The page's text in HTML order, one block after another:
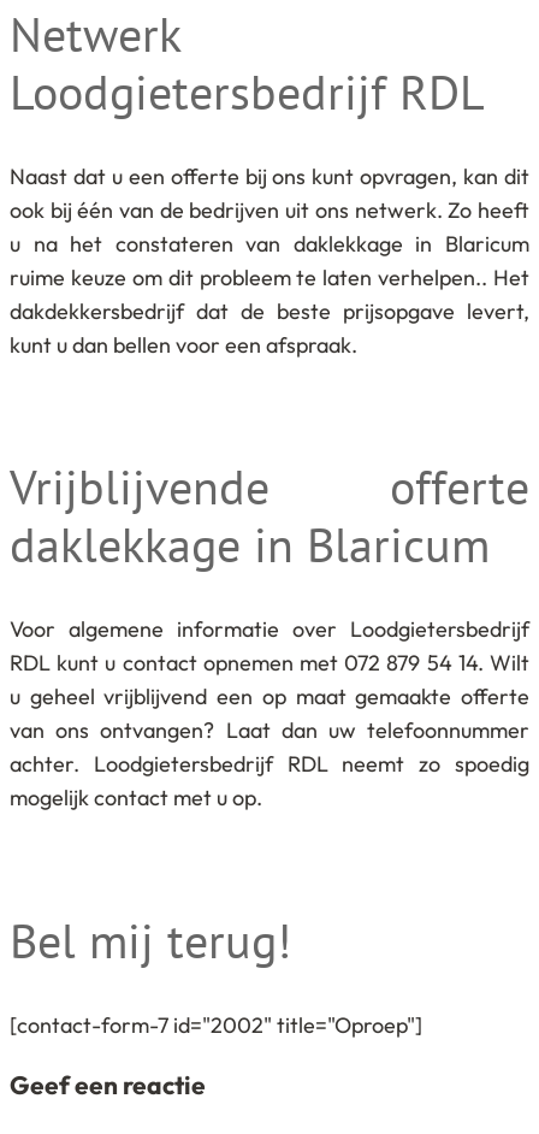
Netwerk
Loodgietersbedrijf RDL
Naast dat u een offerte bij ons kunt opvragen, kan dit
ook bij één van de bedrijven uit ons netwerk. Zo heeft
u na het constateren van daklekkage in Blaricum
ruime keuze om dit probleem te laten verhelpen.. Het
dakdekkersbedrijf dat de beste prijsopgave levert,
kunt u dan bellen voor een afspraak.
Vrijblijvende offerte
daklekkage in Blaricum
Voor algemene informatie over Loodgietersbedrijf
RDL kunt u contact opnemen met 072 879 54 14. Wilt
u geheel vrijblijvend een op maat gemaakte offerte
van ons ontvangen? Laat dan uw telefoonnummer
achter. Loodgietersbedrijf RDL neemt zo spoedig
mogelijk contact met u op.
Bel mij terug!
[contact-form-7 id="2002" title="Oproep"]
Geef een reactie